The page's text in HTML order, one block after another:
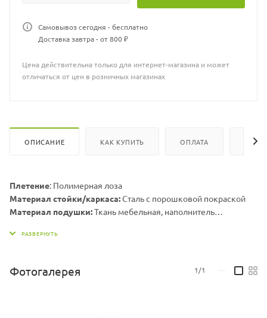
Самовывоз сегодня - бесплатно
Доставка завтра - от 800 ₽
Цена действительна только для интернет-магазина и может
отличаться от цен в розничных магазинах
ОПИСАНИЕ КАК КУПИТЬ ОПЛАТА
Плетение: Полимерная лоза
Материал стойки/каркаса:Сталь с порошковой покраской
Материал подушки:Ткань мебельная, наполнитель
Ширина х глубина х высота стойки (см):
Ширина х глубина посадки корзины с учетом подушки (см):
72х68
Фотогалерея 1/1